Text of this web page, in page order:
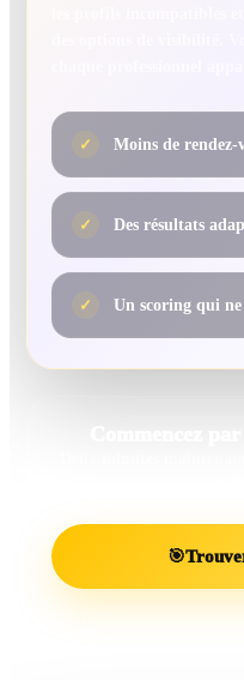
✓ Moins de rendez-
✓ Des résultats
✓ Un scoring qui ne
🎯